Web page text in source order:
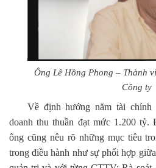
Ông Lê Hồng Phong – Thành
Công ty
Về định hướng năm tài chính
doanh thu thuần đạt mức 1.200 tỷ.
ông cũng nêu rõ những mục tiêu
trong điều hành như sự phối hợp